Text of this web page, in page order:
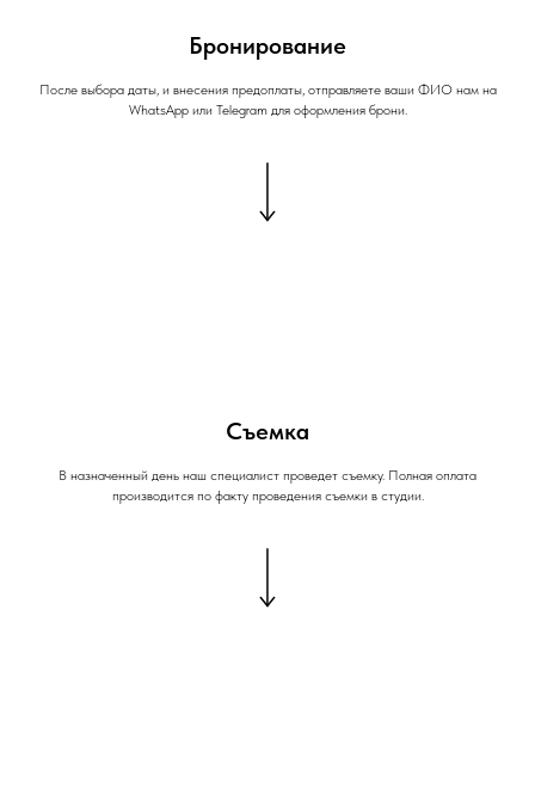
Бронирование
После выбора даты, и внесения предоплаты, отправляете ваши ФИО нам на
WhatsApp или Telegram для оформления брони.
Съемка
В назначенный день наш специалист проведет съемку. Полная оплата
производится по факту проведения съемки в студии.